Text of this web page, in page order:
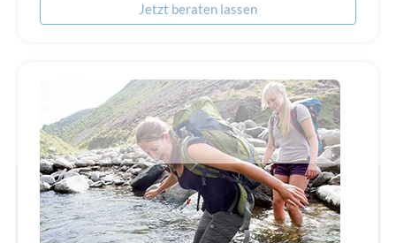
Jetzt beraten lassen